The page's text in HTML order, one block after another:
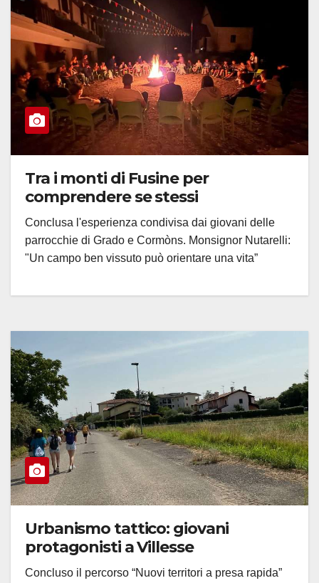
Tra i monti di Fusine per
comprendere se stessi
Conclusa l'esperienza condivisa dai giovani delle
parrocchie di Grado e Cormòns. Monsignor Nutarelli:
"Un campo ben vissuto può orientare una vita”
Urbanismo tattico: giovani
protagonisti a Villesse
Concluso il percorso “Nuovi territori a presa rapida”